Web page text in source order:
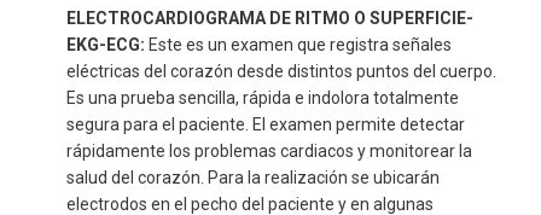
ELECTROCARDIOGRAMA DE RITMO O SUPERFICIE-
EKG-ECG: Este es un examen que registra señales
eléctricas del corazón desde distintos puntos del cuerpo.
Es una prueba sencilla, rápida e indolora totalmente
segura para el paciente. El examen permite detectar
rápidamente los problemas cardiacos y monitorear la
salud del corazón. Para la realización se ubicarán
electrodos en el pecho del paciente y en algunas